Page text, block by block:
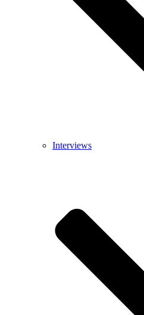
Interviews